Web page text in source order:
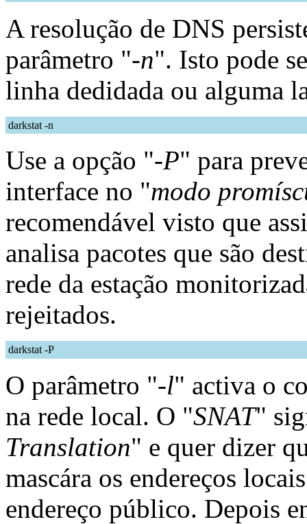
A resolução de DNS
parâmetro "-n". Isto pode
linha dedidada ou alguma
darkstat -n
Use a opção "-P" para
interface no "modo
recomendável visto que
analisa pacotes que são
rede da estação
rejeitados.
darkstat -P
O parâmetro "-l" activa o
na rede local. O "SNAT"
Translation" e quer dizer
mascára os endereços
endereço público. Depois